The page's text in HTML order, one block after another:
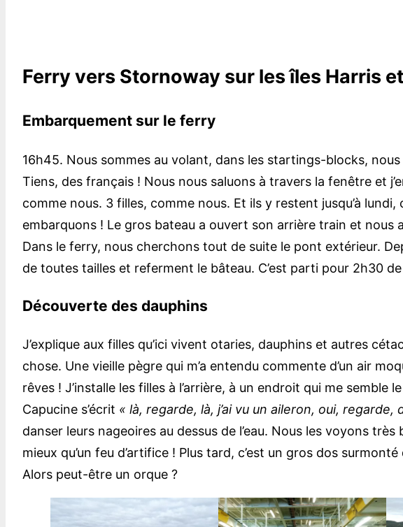
Ferry vers Stornoway sur les îles Harris
Embarquement sur le ferry
16h45. Nous sommes au volant, dans les startings-blocks,
Tiens, des français ! Nous nous saluons à travers la fenêtre et
comme nous. 3 filles, comme nous. Et ils y restent jusqu’à
embarquons ! Le gros bateau a ouvert son arrière train et nous
Dans le ferry, nous cherchons tout de suite le pont extérieur.
de toutes tailles et referment le bâteau. C’est parti pour 2h30
Découverte des dauphins
J’explique aux filles qu’ici vivent otaries, dauphins et autres
chose. Une vieille pègre qui m’a entendu commente d’un air
rêves ! J’installe les filles à l’arrière, à un endroit qui me
Capucine s’écrit « là, regarde, là, j’ai vu un aileron, oui, regarde,
danser leurs nageoires au dessus de l’eau. Nous les voyons
mieux qu’un feu d’artifice ! Plus tard, c’est un gros dos
Alors peut-être un orque ?